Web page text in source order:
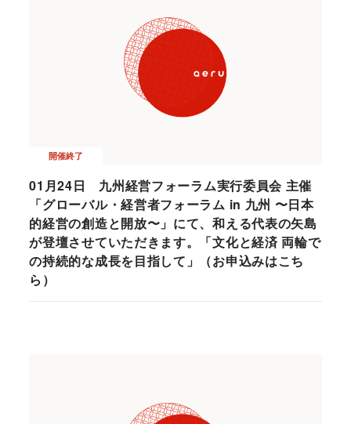
開催終了
01月24日 九州経営フォーラム実行委員会 主催
「グローバル・経営者フォーラム in 九州 〜日本
的経営の創造と開放〜」にて、和える代表の矢島
が登壇させていただきます。「文化と経済 両輪で
の持続的な成長を目指して」（お申込みはこち
ら）